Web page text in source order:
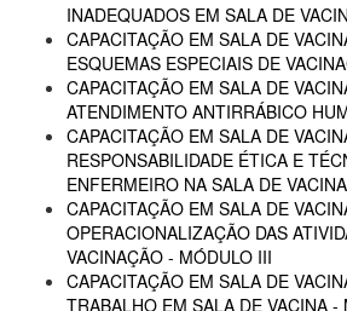
INADEQUADOS EM SALA DE
CAPACITAÇÃO EM SALA DE
ESQUEMAS ESPECIAIS DE
CAPACITAÇÃO EM SALA DE
ATENDIMENTO ANTIRRÁBICO
CAPACITAÇÃO EM SALA DE
RESPONSABILIDADE ÉTICA E
ENFERMEIRO NA SALA DE
CAPACITAÇÃO EM SALA DE
OPERACIONALIZAÇÃO DAS
VACINAÇÃO - MÓDULO III
CAPACITAÇÃO EM SALA DE
TRABALHO EM SALA DE VACINA -